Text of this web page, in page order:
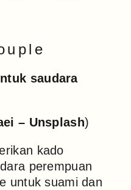
– Unsplash)
kado
perempuan
untuk suami dan